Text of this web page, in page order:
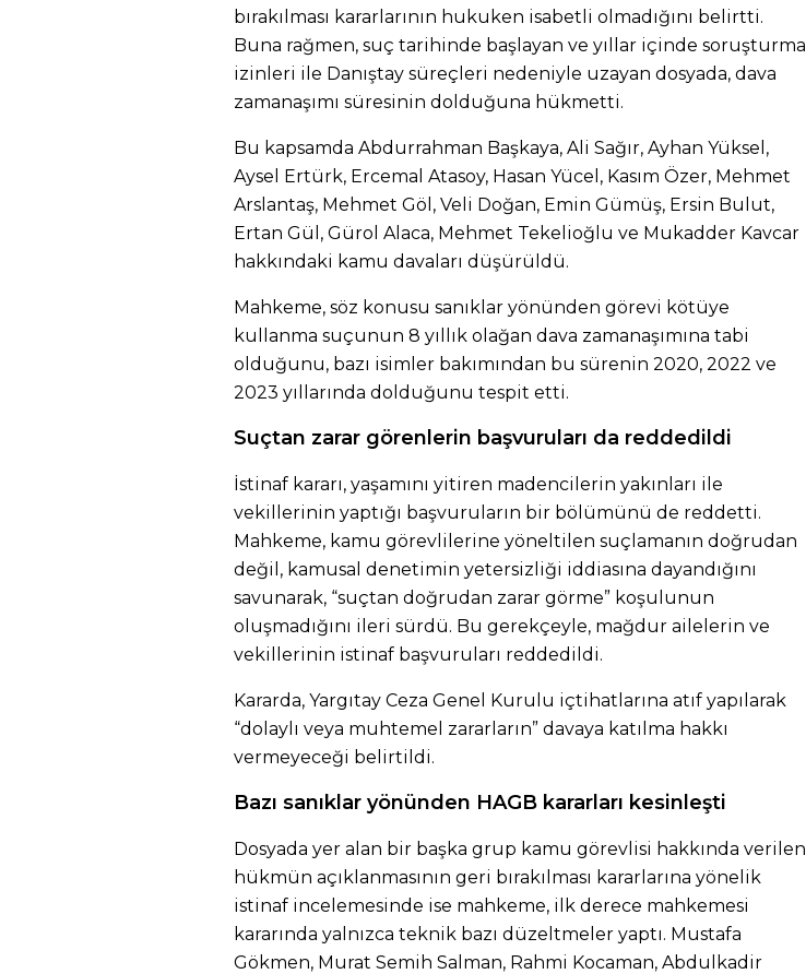
bırakılması kararlarının hukuken isabetli olmadığını belirtti.
Buna rağmen, suç tarihinde başlayan ve yıllar içinde soruşturma
izinleri ile Danıştay süreçleri nedeniyle uzayan dosyada, dava
zamanaşımı süresinin dolduğuna hükmetti.
Bu kapsamda Abdurrahman Başkaya, Ali Sağır, Ayhan Yüksel,
Aysel Ertürk, Ercemal Atasoy, Hasan Yücel, Kasım Özer, Mehmet
Arslantaş, Mehmet Göl, Veli Doğan, Emin Gümüş, Ersin Bulut,
Ertan Gül, Gürol Alaca, Mehmet Tekelioğlu ve Mukadder Kavcar
hakkındaki kamu davaları düşürüldü.
Mahkeme, söz konusu sanıklar yönünden görevi kötüye
kullanma suçunun 8 yıllık olağan dava zamanaşımına tabi
olduğunu, bazı isimler bakımından bu sürenin 2020, 2022 ve
2023 yıllarında dolduğunu tespit etti.
Suçtan zarar görenlerin başvuruları da reddedildi
İstinaf kararı, yaşamını yitiren madencilerin yakınları ile
vekillerinin yaptığı başvuruların bir bölümünü de reddetti.
Mahkeme, kamu görevlilerine yöneltilen suçlamanın doğrudan
değil, kamusal denetimin yetersizliği iddiasına dayandığını
savunarak, “suçtan doğrudan zarar görme” koşulunun
oluşmadığını ileri sürdü. Bu gerekçeyle, mağdur ailelerin ve
vekillerinin istinaf başvuruları reddedildi.
Kararda, Yargıtay Ceza Genel Kurulu içtihatlarına atıf yapılarak
“dolaylı veya muhtemel zararların” davaya katılma hakkı
vermeyeceği belirtildi.
Bazı sanıklar yönünden HAGB kararları kesinleşti
Dosyada yer alan bir başka grup kamu görevlisi hakkında verilen
hükmün açıklanmasının geri bırakılması kararlarına yönelik
istinaf incelemesinde ise mahkeme, ilk derece mahkemesi
kararında yalnızca teknik bazı düzeltmeler yaptı. Mustafa
Gökmen, Murat Semih Salman, Rahmi Kocaman, Abdulkadir